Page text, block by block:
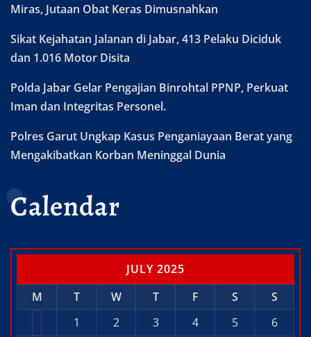
Miras, Jutaan Obat Keras Dimusnahkan
Sikat Kejahatan Jalanan di Jabar, 413 Pelaku Diciduk
dan 1.016 Motor Disita
Polda Jabar Gelar Pengajian Binrohtal PPNP, Perkuat
Iman dan Integritas Personel.
Polres Garut Ungkap Kasus Penganiayaan Berat yang
Mengakibatkan Korban Meninggal Dunia
Calendar
JULY 2025
M
T W T F S
S
1
2 3 4 5 6